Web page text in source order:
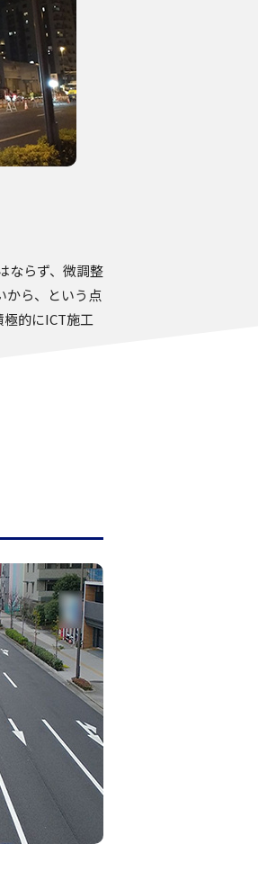
ならず、微調整
から、という点
的にICT施工